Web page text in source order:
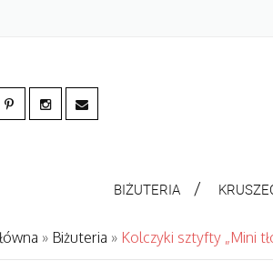
BIŻUTERIA
» Biżuteria » Kolczyki sztyfty „Mini